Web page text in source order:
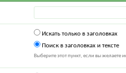
Искать только в заголовках
Поиск в заголовках и тексте
Выберите этот пункт, если вы желаете